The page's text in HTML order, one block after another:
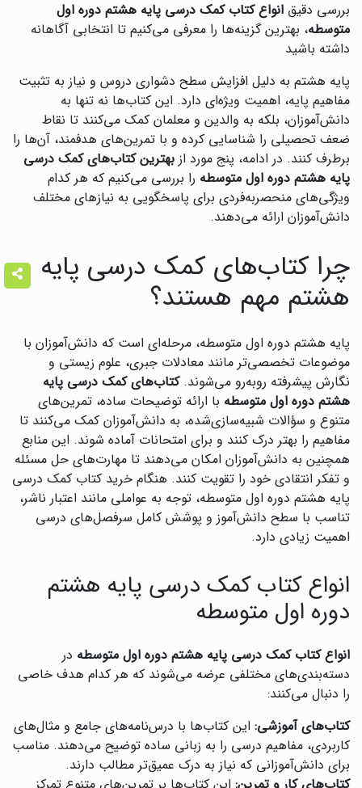
بررسی دقیق انواع کتاب کمک درسی پایه هشتم دوره اول
متوسطه، بهترین گزینه‌ها را معرفی می‌کنیم تا انتخابی آگاهانه
داشته باشید
پایه هشتم به دلیل افزایش سطح دشواری دروس و نیاز به تثبیت
مفاهیم پایه، اهمیت ویژه‌ای دارد. این کتاب‌ها نه تنها به
دانش‌آموزان، بلکه به والدین و معلمان کمک می‌کنند تا نقاط
ضعف تحصیلی را شناسایی کرده و با تمرین‌های هدفمند، آن‌ها را
برطرف کنند. در ادامه، پنج مورد از بهترین کتاب‌های کمک درسی
پایه هشتم دوره اول متوسطه را بررسی می‌کنیم که هر کدام
ویژگی‌های منحصربه‌فردی برای پاسخگویی به نیازهای مختلف
دانش‌آموزان ارائه می‌دهند.
چرا کتاب‌های کمک درسی پایه
هشتم مهم هستند؟
پایه هشتم دوره اول متوسطه، مرحله‌ای است که دانش‌آموزان با
موضوعات تخصصی‌تر مانند معادلات جبری، علوم زیستی و
نگارش پیشرفته روبه‌رو می‌شوند.کتاب‌های کمک درسی پایه
هشتم دوره اول متوسطه با ارائه توضیحات ساده، تمرین‌های
متنوع و سؤالات شبیه‌سازی‌شده، به دانش‌آموزان کمک می‌کنند تا
مفاهیم را بهتر درک کنند و برای امتحانات آماده شوند. این منابع
همچنین به دانش‌آموزان امکان می‌دهند تا مهارت‌های حل مسئله
و تفکر انتقادی خود را تقویت کنند. هنگام خرید کتاب کمک درسی
پایه هشتم دوره اول متوسطه، توجه به عواملی مانند اعتبار ناشر،
تناسب با سطح دانش‌آموز و پوشش کامل سرفصل‌های درسی
اهمیت زیادی دارد.
انواع کتاب کمک درسی پایه هشتم
دوره اول متوسطه
انواع کتاب کمک درسی پایه هشتم دوره اول متوسطه در
دسته‌بندی‌های مختلفی عرضه می‌شوند که هر کدام هدف خاصی
را دنبال می‌کنند:
کتاب‌های آموزشی: این کتاب‌ها با درس‌نامه‌های جامع و مثال‌های
کاربردی، مفاهیم درسی را به زبانی ساده توضیح می‌دهند. مناسب
برای دانش‌آموزانی که نیاز به درک عمیق‌تر مطالب دارند.
کتاب‌های کار و تمرین: این کتاب‌ها بر تمرین‌های متنوع تمرکز